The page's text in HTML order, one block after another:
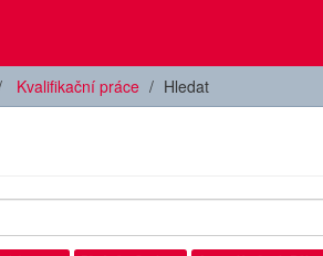
Kvalifikační práce Hledat